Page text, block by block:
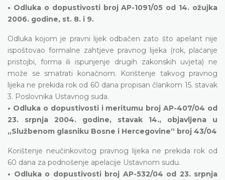
• Odluka o dopustivosti broj AP-1091/05 od 14. ožujka
2006. godine, st. 8. i 9.
Odluka kojom je pravni lijek odbačen zato što apelant nije
ispoštovao formalne zahtjeve pravnog lijeka (rok, plaćanje
pristojbi, forma ili ispunjenje drugih zakonskih uvjeta) ne
može se smatrati konačnom. Korištenje takvog pravnog
lijeka ne prekida rok od 60 dana propisan člankom 15. stavak
3. Poslovnika Ustavnog suda.
• Odluka o dopustivosti i meritumu broj AP-407/04 od
23. srpnja 2004. godine, stavak 14., objavljena u
„Službenom glasniku Bosne i Hercegovine“ broj 43/04
Korištenje neučinkovitog pravnog lijeka ne prekida rok od
60 dana za podnošenje apelacije Ustavnom sudu.
• Odluka o dopustivosti broj AP-532/04 od 23. srpnja